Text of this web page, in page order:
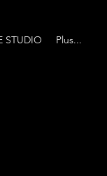
STUDIO Plus...